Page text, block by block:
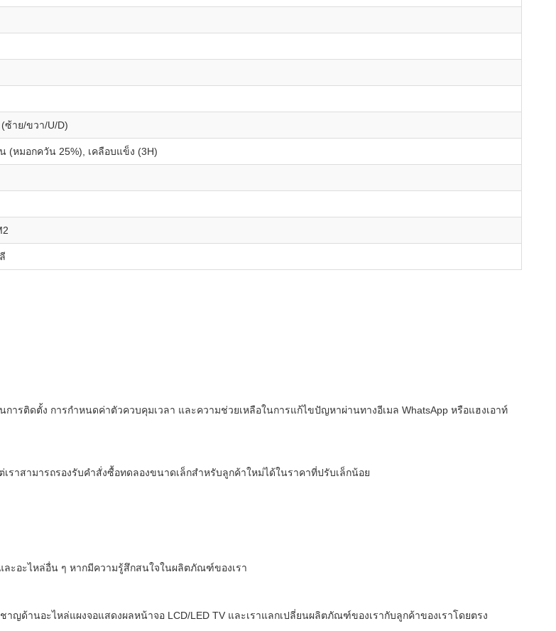
(ซ้าย/ขวา/U/D)
(หมอกควัน 25%), เคลือบแข็ง (3H)
รติดตั้ง การกำหนดค่าตัวควบคุมเวลา และความช่วยเหลือในการแก้ไขปัญหาผ่านทางอีเมล WhatsApp หรือแฮงเอาท์
าสามารถรองรับคำสั่งซื้อทดลองขนาดเล็กสำหรับลูกค้าใหม่ได้ในราคาที่ปรับเล็กน้อย
ละอะไหล่อื่น ๆ หากมีความรู้สึกสนใจในผลิตภัณฑ์ของเรา
ญด้านอะไหล่แผงจอแสดงผลหน้าจอ LCD/LED TV และเราแลกเปลี่ยนผลิตภัณฑ์ของเรากับลูกค้าของเราโดยตรง